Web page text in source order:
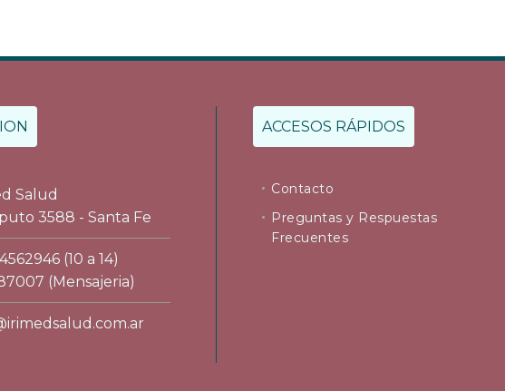
Salud
3588 - Santa Fe
(10 a 14)
(Mensajeria)
ACCESOS RÁPIDOS
Contacto
Preguntas y Respuestas
Frecuentes